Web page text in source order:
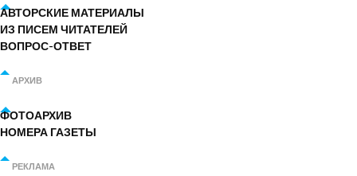
АВТОРСКИЕ МАТЕРИАЛЫ
ИЗ ПИСЕМ ЧИТАТЕЛЕЙ
ВОПРОС-ОТВЕТ
АРХИВ
ФОТОАРХИВ
НОМЕРА ГАЗЕТЫ
РЕКЛАМА